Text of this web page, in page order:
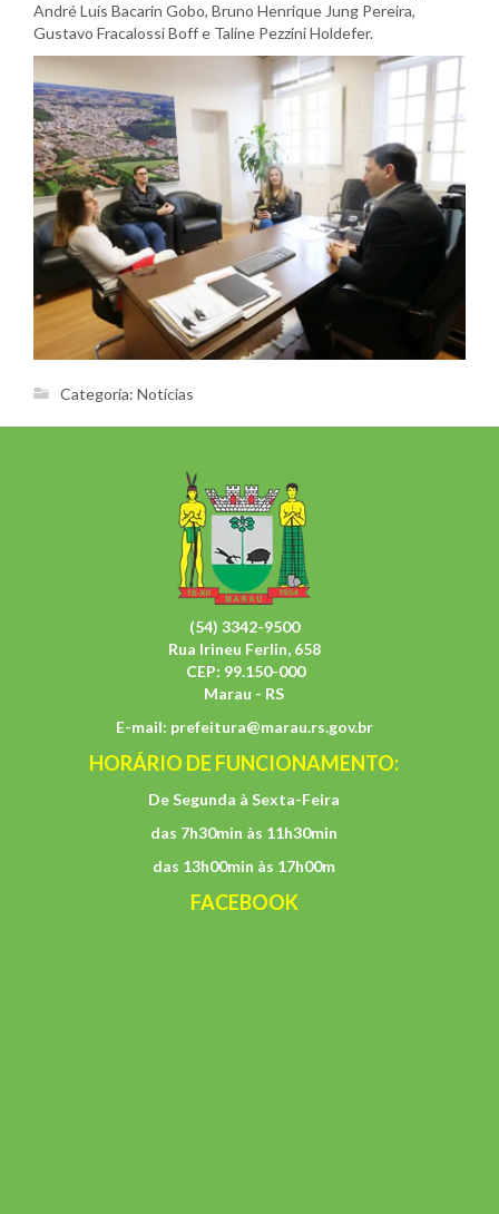
André Luís Bacarin Gobo, Bruno Henrique Jung Pereira,
Gustavo Fracalossi Boff e Taline Pezzini Holdefer.
Categoria: Notícias
(54) 3342-9500
Rua Irineu Ferlin, 658
CEP: 99.150-000
Marau - RS
E-mail: prefeitura@marau.rs.gov.br
HORÁRIO DE FUNCIONAMENTO:
De Segunda à Sexta-Feira
das 7h30min às 11h30min
das 13h00min às 17h00m
FACEBOOK